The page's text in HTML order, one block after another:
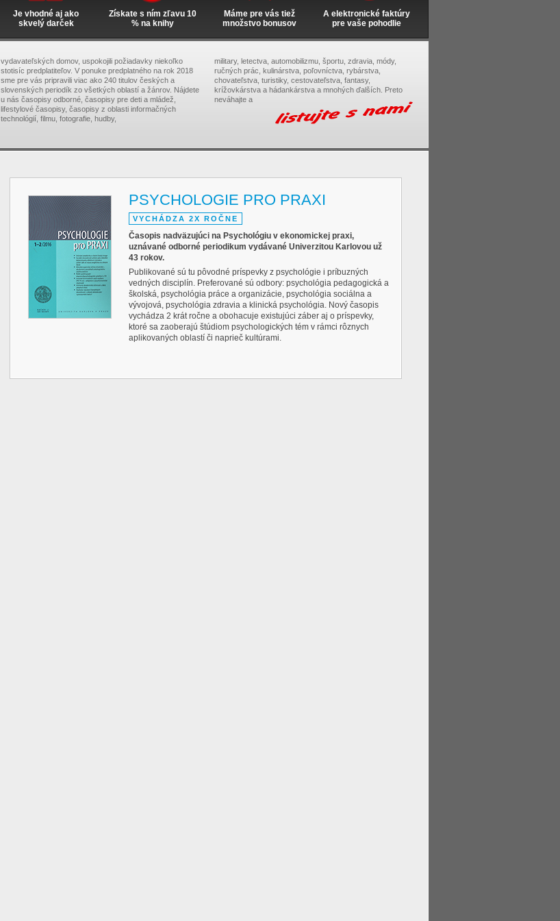
Je vhodné aj ako
skvelý darček
Získate s ním zľavu 10
% na knihy
Máme pre vás tiež
množstvo bonusov
A elektronické faktúry
pre vaše pohodlie
vydavateľských domov, uspokojili požiadavky niekoľko
stotisíc predplatiteľov. V ponuke predplatného na rok 2018
sme pre vás pripravili viac ako 240 titulov českých a
slovenských periodík zo všetkých oblastí a žánrov. Nájdete
u nás časopisy odborné, časopisy pre deti a mládež,
lifestylové časopisy, časopisy z oblasti informačných
technológií, filmu, fotografie, hudby,
military, letectva, automobilizmu, športu, zdravia, módy,
ručných prác, kulinárstva, poľovníctva, rybárstva,
chovateľstva, turistiky, cestovateľstva, fantasy,
krížovkárstva a hádankárstva a mnohých ďalších. Preto
neváhajte a
PSYCHOLOGIE PRO PRAXI
VYCHÁDZA 2X ROČNE
Časopis nadväzujúci na Psychológiu v ekonomickej praxi,
uznávané odborné periodikum vydávané Univerzitou Karlovou už
43 rokov.
Publikované sú tu pôvodné príspevky z psychológie i príbuzných
vedných disciplín. Preferované sú odbory: psychológia pedagogická a
školská, psychológia práce a organizácie, psychológia sociálna a
vývojová, psychológia zdravia a klinická psychológia. Nový časopis
vychádza 2 krát ročne a obohacuje existujúci záber aj o príspevky,
ktoré sa zaoberajú štúdiom psychologických tém v rámci rôznych
aplikovaných oblastí či naprieč kultúrami.